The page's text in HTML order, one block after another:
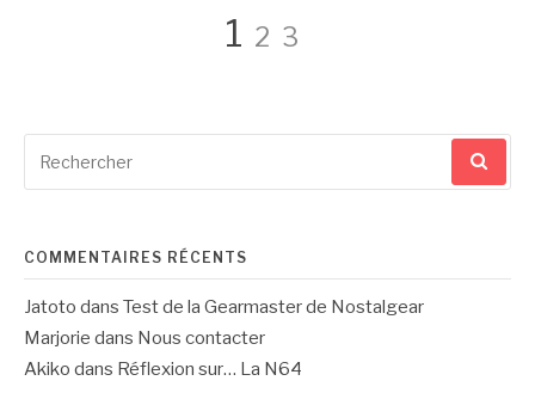
Pagination
des
publications
Page
1 Page
2 Page
3
pour
COMMENTAIRES RÉCENTS
Jatoto dans Test de la Gearmaster de Nostalgear
Marjorie dans Nous contacter
Akiko dans Réflexion sur… La N64